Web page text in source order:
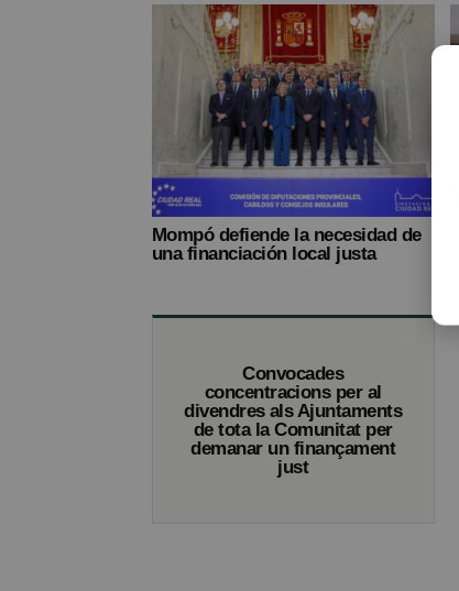
Mompó defiende la necesidad de
una financiación local justa
Convocades
concentracions per al
divendres als Ajuntaments
de tota la Comunitat per
demanar un finançament
just